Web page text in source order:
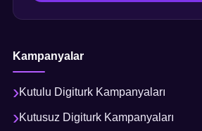
Kampanyalar
Kutulu Digiturk Kampanyaları
Kutusuz Digiturk Kampanyaları